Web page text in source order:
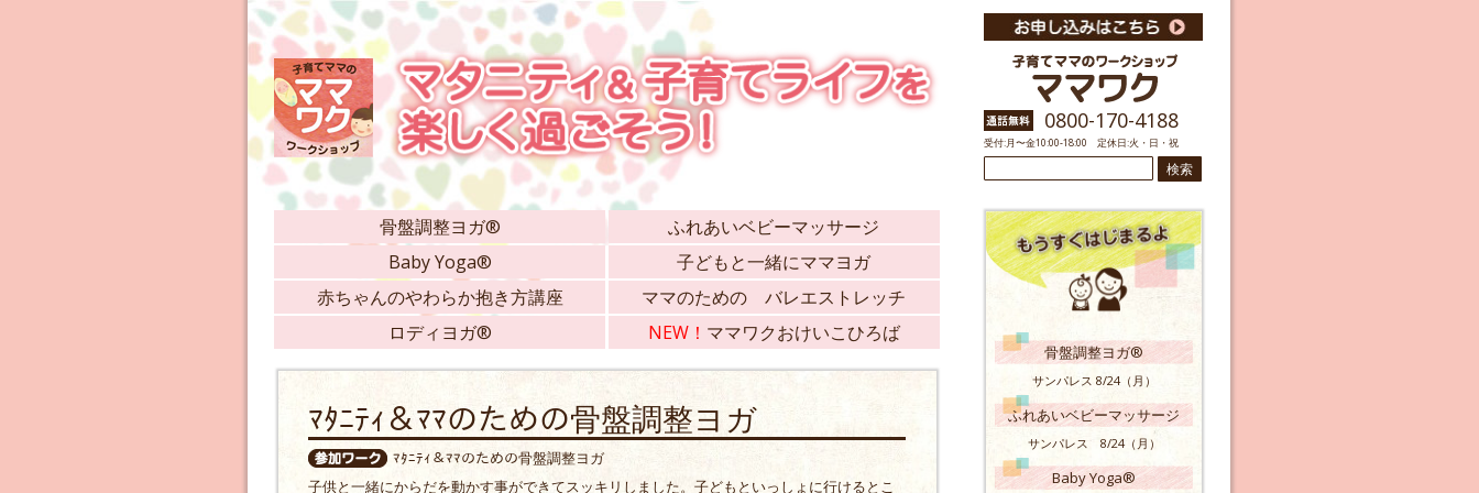
0800-170-4188
受付:月〜金10:00-18:00 定休日:火・日・祝
検
索:
骨盤調整ヨガ®
ふれあいベビーマッサージ
Baby Yoga®
子どもと一緒にママヨガ
赤ちゃんのやわらか抱き方講座
ママのための バレエストレッチ
ロディヨガ®
NEW！ ママワクおけいこひろば
ﾏﾀﾆﾃｨ＆ﾏﾏのための骨盤調整ヨガ
ﾏﾀﾆﾃｨ＆ﾏﾏのための骨盤調整ヨガ
子供と一緒にからだを動かす事ができてスッキリしました。子どもといっしょに行けるとこ
骨盤調整ヨガ®
サンパレス 8/24（月）
ふれあいベビーマッサージ
サンパレス 8/24（月）
Baby Yoga®